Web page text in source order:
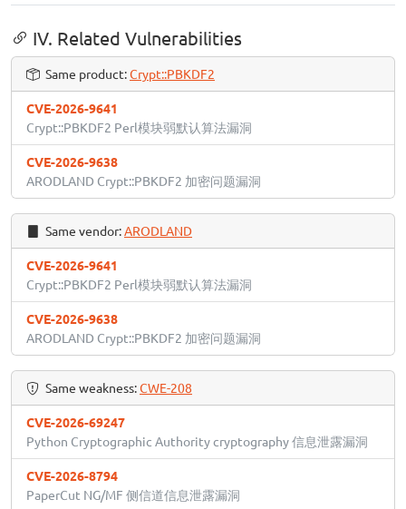
IV. Related Vulnerabilities
Same product:Crypt::PBKDF2
CVE-2026-9641
Crypt::PBKDF2 Perl模块弱默认算法漏洞
CVE-2026-9638
ARODLAND Crypt::PBKDF2 加密问题漏洞
Same vendor:ARODLAND
CVE-2026-9641
Crypt::PBKDF2 Perl模块弱默认算法漏洞
CVE-2026-9638
ARODLAND Crypt::PBKDF2 加密问题漏洞
Same weakness:CWE-208
CVE-2026-69247
Python Cryptographic Authority cryptography 信息泄露漏洞
CVE-2026-8794
PaperCut NG/MF 侧信道信息泄露漏洞